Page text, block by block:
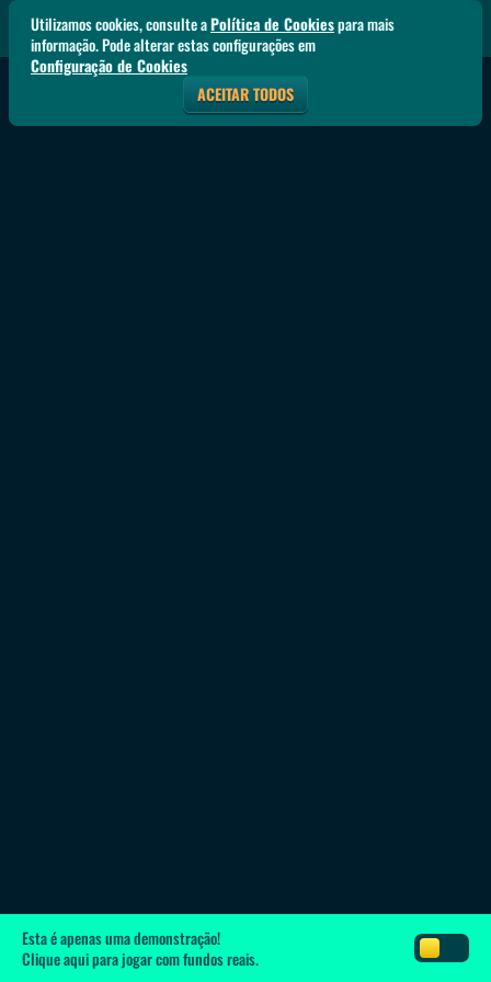
Esta é apenas uma demonstração!
Clique aquipara jogar com fundos reais.
Utilizamos cookies, consulte aPolítica de Cookiespara mais
informação. Pode alterar estas configurações em
Configuração de Cookies
ACEITAR TODOS